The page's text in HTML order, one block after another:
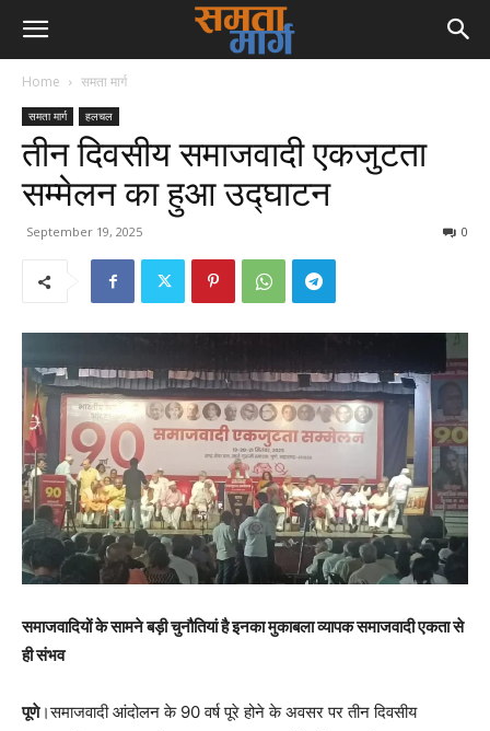
Home समता मार्ग
समता मार्ग हलचल
तीन दिवसीय समाजवादी एकजुटता
सम्मेलन का हुआ उद्घाटन
September 19, 2025 0
समाजवादियों के सामने बड़ी चुनौतियां है इनका मुकाबला व्यापक समाजवादी एकता से
ही संभव
पूणे।समाजवादी आंदोलन के 90 वर्ष पूरे होने के अवसर पर तीन दिवसीय